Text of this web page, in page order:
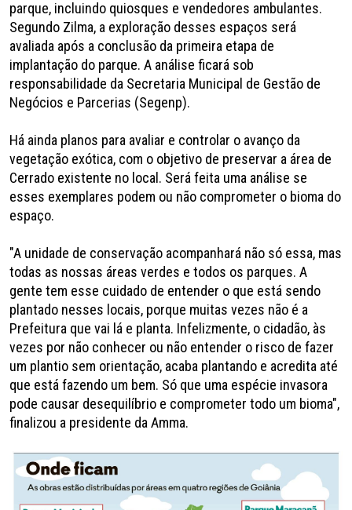
parque, incluindo quiosques e vendedores ambulantes.
Segundo Zilma, a exploração desses espaços será
avaliada após a conclusão da primeira etapa de
implantação do parque. A análise ficará sob
responsabilidade da Secretaria Municipal de Gestão de
Negócios e Parcerias (Segenp).
Há ainda planos para avaliar e controlar o avanço da
vegetação exótica, com o objetivo de preservar a área de
Cerrado existente no local. Será feita uma análise se
esses exemplares podem ou não comprometer o bioma do
espaço.
"A unidade de conservação acompanhará não só essa, mas
todas as nossas áreas verdes e todos os parques. A
gente tem esse cuidado de entender o que está sendo
plantado nesses locais, porque muitas vezes não é a
Prefeitura que vai lá e planta. Infelizmente, o cidadão, às
vezes por não conhecer ou não entender o risco de fazer
um plantio sem orientação, acaba plantando e acredita até
que está fazendo um bem. Só que uma espécie invasora
pode causar desequilíbrio e comprometer todo um bioma",
finalizou a presidente da Amma.